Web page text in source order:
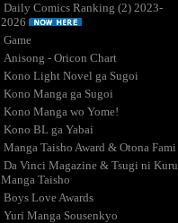
Daily Comics Ranking (2) 2023-
2026
Game
Anisong - Oricon Chart
Kono Light Novel ga Sugoi
Kono Manga ga Sugoi
Kono Manga wo Yome!
Kono BL ga Yabai
Manga Taisho Award & Otona Fami
Da Vinci Magazine & Tsugi ni Kuru
Manga Taisho
Boys Love Awards
Yuri Manga Sousenkyo